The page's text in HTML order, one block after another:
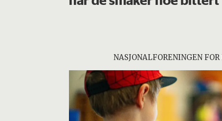
NASJONALFORENINGEN